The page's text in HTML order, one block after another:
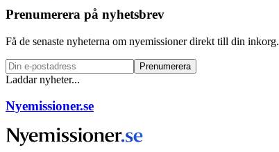
Prenumerera på nyhetsbrev
Få de senaste nyheterna om nyemissioner direkt till din inkorg.
Prenumerera
Laddar nyheter...
Nyemissioner.se